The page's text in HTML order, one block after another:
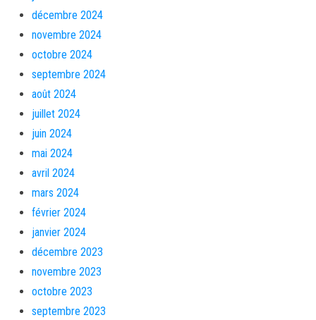
décembre 2024
novembre 2024
octobre 2024
septembre 2024
août 2024
juillet 2024
juin 2024
mai 2024
avril 2024
mars 2024
février 2024
janvier 2024
décembre 2023
novembre 2023
octobre 2023
septembre 2023